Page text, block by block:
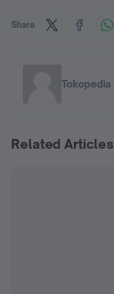
Share
Tokopedia
Related Articles